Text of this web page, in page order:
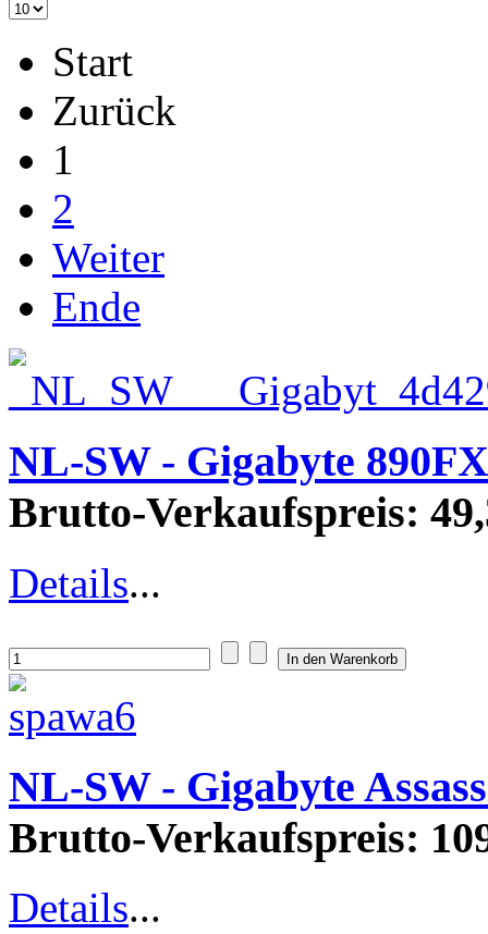
Start
Zurück
1
2
Weiter
Ende
NL-SW - Gigabyte
Brutto-Verkaufspreis:
Details...
NL-SW - Gigabyte
Brutto-Verkaufspreis:
Details...